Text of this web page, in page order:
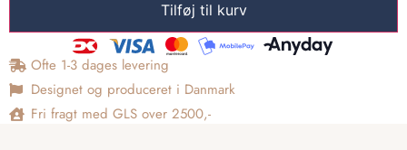
Tilføj til kurv
Ofte 1-3 dages levering
Designet og produceret i Danmark
Fri fragt med GLS over 2500,-